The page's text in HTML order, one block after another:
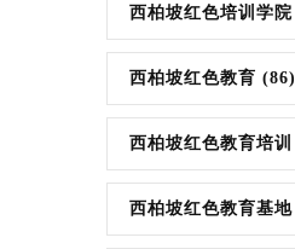
西柏坡红色培训学院
西柏坡红色教育 (86)
西柏坡红色教育培训
西柏坡红色教育基地